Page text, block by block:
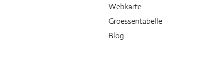
Webkarte
Groessentabelle
Blog